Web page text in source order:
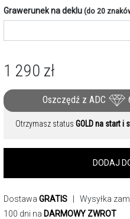
Grawerunek na deklu (do 20
1 290 zł
Oszczędź z ADC
Otrzymasz status GOLD na start i
DODAJ
Dostawa GRATIS | Wysyłka
100 dni na DARMOWY ZWROT